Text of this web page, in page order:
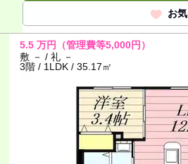
お
5.5 万円
（管理費等5,000円）
敷 － / 礼 －
3階 / 1LDK / 35.17㎡